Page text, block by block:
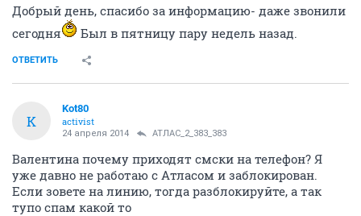
Добрый день, спасибо за информацию- даже звонили
сегодня
Был в пятницу пару недель назад.
ОТВЕТИТЬ
K
Kot80
activist
24 апреля 2014 АТЛАС_2_383_383
Валентина почему приходят смски на телефон? Я
уже давно не работаю с Атласом и заблокирован.
Если зовете на линию, тогда разблокируйте, а так
тупо спам какой то